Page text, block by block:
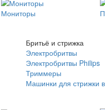
Мониторы
Бритьё и стрижка
Электробритвы
Электробритвы Philips
Триммеры
Машинки для стрижки